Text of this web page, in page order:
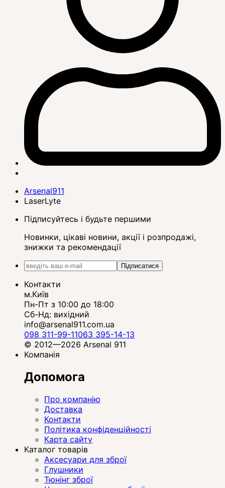
Arsenal911
LaserLyte
Підписуйтесь і будьте першими
Новинки, цікаві новини, акції і розпродажі,
знижки та рекомендації
Підписатися
Контакти
м.Київ
Пн-Пт з 10:00 до 18:00
Сб-Нд: вихідний
info@arsenal911.com.ua
098 311-99-11063 395-14-13
© 2012—2026 Arsenal 911
Компанія
Допомога
Про компанію
Доставка
Контакти
Політика конфіденційності
Карта сайту
Каталог товарів
Аксесуари для зброї
Глушники
Тюнінг зброї